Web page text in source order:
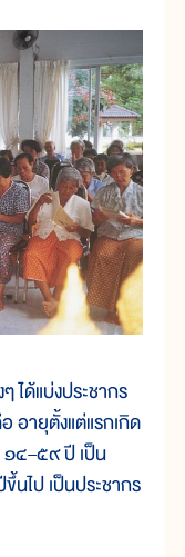
ด้แบ่งประชากร
อายุตั้งแต่แรกเกิด
๑๔–๕๙ ปี เป็น
นไป เป็นประชากร